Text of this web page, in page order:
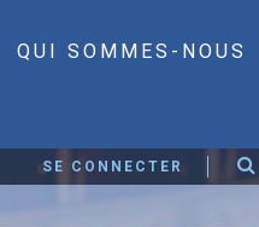
QUI SOMMES-NOUS
SE CONNECTER